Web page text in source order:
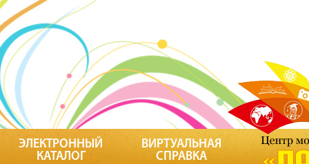
ЭЛЕКТРОННЫЙ
КАТАЛОГ
ВИРТУАЛЬНАЯ
СПРАВКА